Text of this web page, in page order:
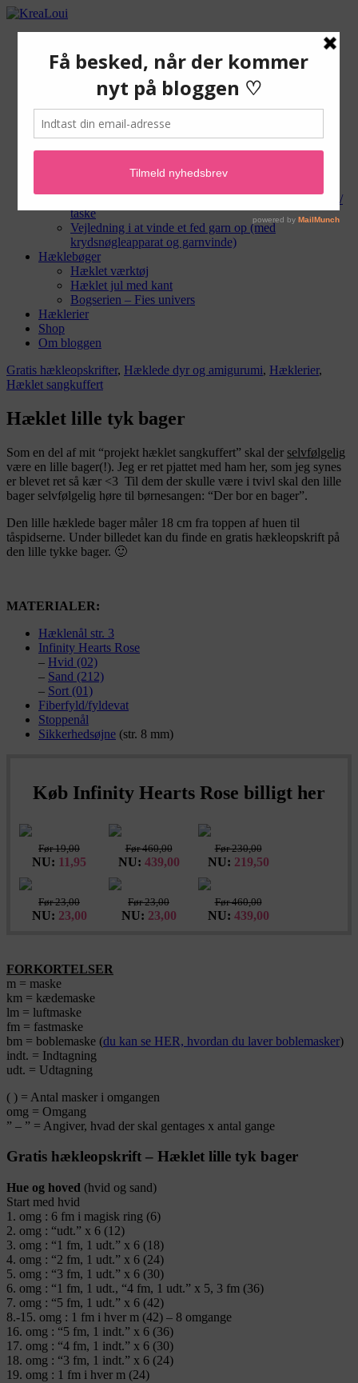
Hæklede tæpper og andet til hjemmet
Hæklede tasker og punge
Hæklede dyr og amigurumi
Hæklet til baby
Hæklet sangkuffert
Hæklevejledninger
Hæklegear
Hækle-forkortelser
Vejledning i montering af for og lynlås i hæklet pung /
taske
Vejledning i at vinde et fed garn op (med
krydsnøgleapparat og garnvinde)
Hæklebøger
Hæklet værktøj
Hæklet jul med kant
Bogserien – Fies univers
Hæklerier
Shop
Om bloggen
Gratis hækleopskrifter, Hæklede dyr og amigurumi, Hæklerier,
Hæklet sangkuffert
Hæklet lille tyk bager
Som en del af mit “projekt hæklet sangkuffert” skal der selvfølgelig
være en lille bager(!). Jeg er ret pjattet med ham her, som jeg synes
er blevet ret så kær <3 Til dem der skulle være i tvivl skal den lille
bager selvfølgelig høre til børnesangen: “Der bor en bager”.
Den lille hæklede bager måler 18 cm fra toppen af huen til
tåspidserne. Under billedet kan du finde en gratis hækleopskrift på
den lille tykke bager. 🙂
MATERIALER:
Hæklenål str. 3
Infinity Hearts Rose
– Hvid (02)
– Sand (212)
– Sort (01)
Fiberfyld/fyldevat
Stoppenål
Sikkerhedsøjne (str. 8 mm)
Køb Infinity Hearts Rose billigt her
Før 19,00
NU: 11,95
Før 460,00
NU: 439,00
Før 230,00
NU: 219,50
Før 23,00
NU: 23,00
Før 23,00
NU: 23,00
Før 460,00
NU: 439,00
FORKORTELSER
m = maske
km = kædemaske
lm = luftmaske
fm = fastmaske
bm = boblemaske (du kan se HER, hvordan du laver boblemasker)
indt. = Indtagning
udt. = Udtagning
( ) = Antal masker i omgangen
omg = Omgang
” – ” = Angiver, hvad der skal gentages x antal gange
Gratis hækleopskrift – Hæklet lille tyk bager
Hue og hoved (hvid og sand)
Start med hvid
1. omg : 6 fm i magisk ring (6)
2. omg : “udt.” x 6 (12)
3. omg : “1 fm, 1 udt.” x 6 (18)
4. omg : “2 fm, 1 udt.” x 6 (24)
5. omg : “3 fm, 1 udt.” x 6 (30)
6. omg : “1 fm, 1 udt., “4 fm, 1 udt.” x 5, 3 fm (36)
7. omg : “5 fm, 1 udt.” x 6 (42)
8.-15. omg : 1 fm i hver m (42) – 8 omgange
16. omg : “5 fm, 1 indt.” x 6 (36)
17. omg : “4 fm, 1 indt.” x 6 (30)
18. omg : “3 fm, 1 indt.” x 6 (24)
19. omg : 1 fm i hver m (24)